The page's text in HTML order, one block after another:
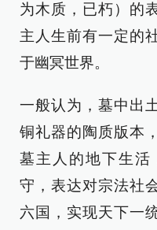
为木质，已朽）的
主人生前有一定的
于幽冥世界。
一般认为，墓中出
铜礼器的陶质版本
墓主人的地下生活
守，表达对宗法社
六国，实现天下一